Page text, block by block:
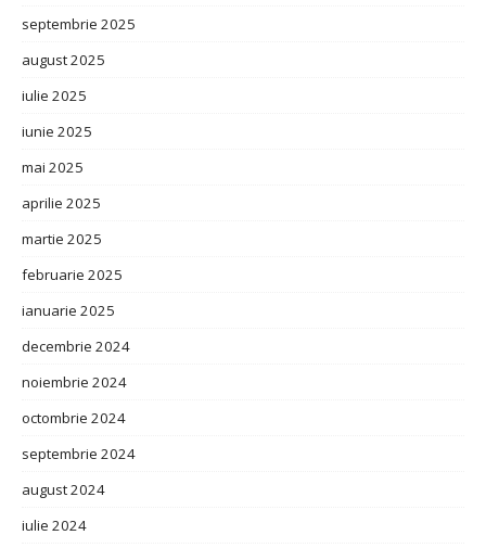
septembrie 2025
august 2025
iulie 2025
iunie 2025
mai 2025
aprilie 2025
martie 2025
februarie 2025
ianuarie 2025
decembrie 2024
noiembrie 2024
octombrie 2024
septembrie 2024
august 2024
iulie 2024